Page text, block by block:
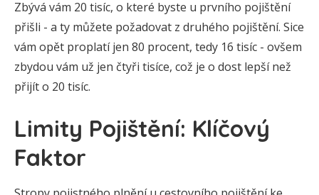
Zbývá vám 20 tisíc, o které byste u prvního pojištění
přišli - a ty můžete požadovat z druhého pojištění. Sice
vám opět proplatí jen 80 procent, tedy 16 tisíc - ovšem
zbydou vám už jen čtyři tisíce, což je o dost lepší než
přijít o 20 tisíc.
Limity Pojištění: Klíčový
Faktor